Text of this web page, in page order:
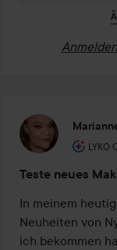
Anmelden
LYKO
Rolle
Teste neues
In meinem
Neuheiten von
ich bekommen